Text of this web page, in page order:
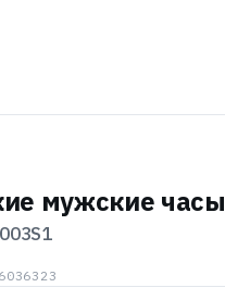
мужские часы